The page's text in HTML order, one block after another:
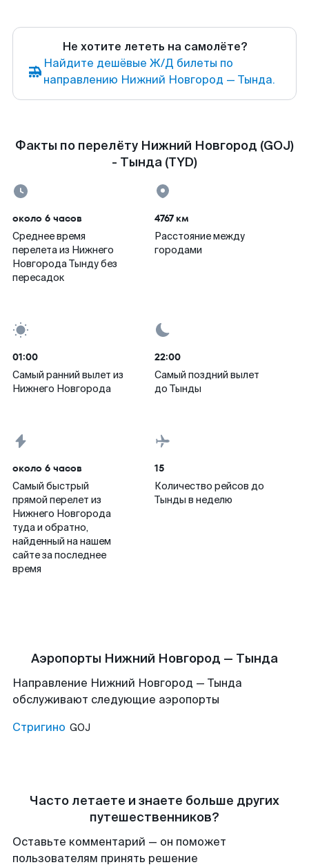
Не хотите лететь на самолёте?
Найдите дешёвые Ж/Д билеты по
направлению Нижний Новгород — Тында.
Факты по перелёту Нижний Новгород (GOJ)
- Тында (TYD)
около 6 часов
Среднее время
перелета из Нижнего
Новгорода Тынду без
пересадок
4767 км
Расстояние между
городами
01:00
Самый ранний вылет из
Нижнего Новгорода
22:00
Самый поздний вылет
до Тынды
около 6 часов
Самый быстрый
прямой перелет из
Нижнего Новгорода
туда и обратно,
найденный на нашем
сайте за последнее
время
15
Количество рейсов до
Тынды в неделю
Аэропорты Нижний Новгород — Тында
Направление Нижний Новгород — Тында
обслуживают следующие аэропорты
Стригино GOJ
Часто летаете и знаете больше других
путешественников?
Оставьте комментарий — он поможет
пользователям принять решение